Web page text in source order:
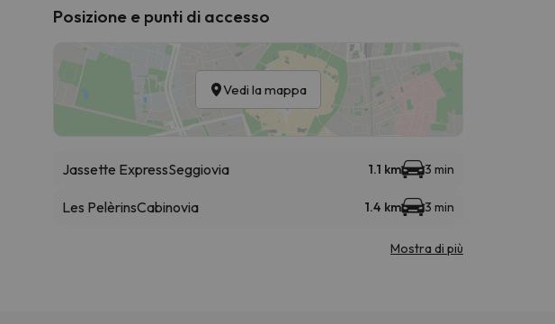
Posizione e punti di accesso
Vedi la mappa
Jassette ExpressSeggiovia 1.1 km 3 min
Les PelèrinsCabinovia 1.4 km 3 min
Mostra di più